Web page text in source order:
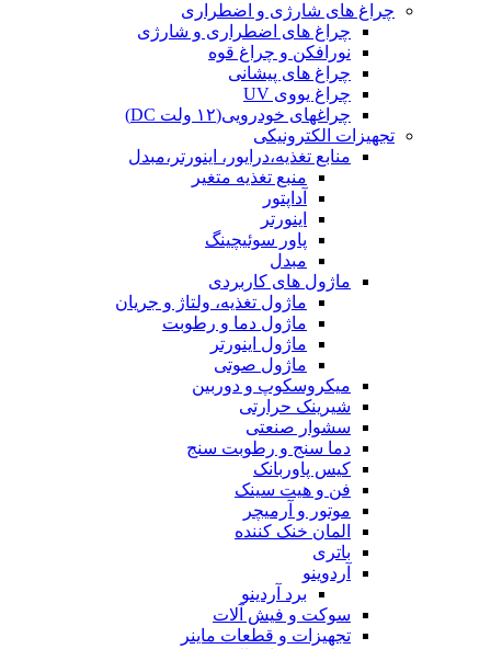
چراغ های شارژی و اضطراری
چراغ های اضطراری و شارژی
نورافکن و چراغ قوه
چراغ های پیشانی
چراغ یووی UV
چراغهای خودرویی(۱۲ ولت DC)
تجهیزات الکترونیکی
منابع تغذیه،درایور، اینورتر،مبدل
منبع تغذیه متغیر
آداپتور
اینورتر
پاور سوئیچینگ
مبدل
ماژول های کاربردی
ماژول تغذیه، ولتاژ و جریان
ماژول دما و رطوبت
ماژول اینورتر
ماژول صوتی
میکروسکوپ و دوربین
شیرینک حرارتی
سشوار صنعتی
دما سنج و رطوبت سنج
کیس پاوربانک
فن و هیت سینک
موتور و آرمیچر
المان خنک کننده
باتری
آردوینو
برد آردینو
سوکت و فیش آلات
تجهیزات و قطعات ماینر